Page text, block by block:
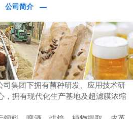
公司简介
集团下拥有菌种研发、应用技术研
，拥有现代化生产基地及超滤膜浓缩